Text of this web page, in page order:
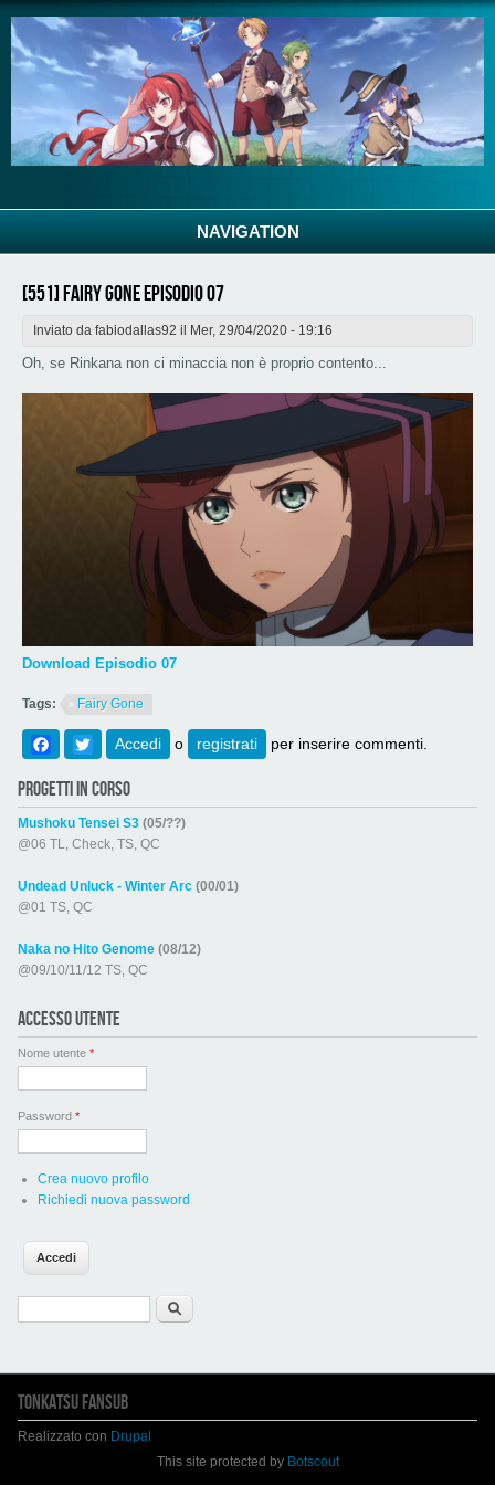
NAVIGATION
[551] Fairy Gone Episodio 07
Inviato da fabiodallas92 il Mer, 29/04/2020 - 19:16
Oh, se Rinkana non ci minaccia non è proprio contento...
Download Episodio 07
Tags: Fairy Gone
Facebook
Twitter
Accedi o registrati per inserire commenti.
PROGETTI IN CORSO
Mushoku Tensei S3(05/??)
@06 TL, Check, TS, QC
Undead Unluck - Winter Arc (00/01)
@01 TS, QC
Naka no Hito Genome (08/12)
@09/10/11/12 TS, QC
ACCESSO UTENTE
Nome utente *
Password *
Crea nuovo profilo
Richiedi nuova password
TONKATSU FANSUB
Realizzato con Drupal
This site protected by Botscout